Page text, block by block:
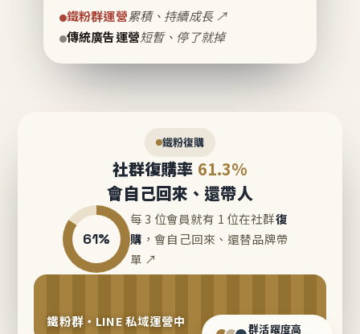
鐵粉群運營累積、持續成長 ↗
傳統廣告運營短暫、停了就掉
鐵粉復購
社群復購率 61.3%
會自己回來、還帶人
61%
每 3 位會員就有 1 位在社群復
購 ，會自己回來、還替品牌帶
單 ↗
鐵粉群・LINE 私域運營中 群活躍度高